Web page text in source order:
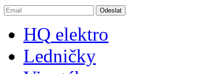
HQ elektro
Ledničky